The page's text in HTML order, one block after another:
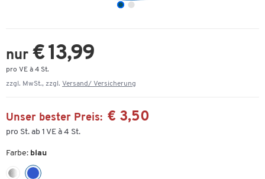
nur € 13,99
pro VE à 4 St.
zzgl. MwSt., zzgl. Versand/ Versicherung
Unser bester Preis: € 3,50
pro St. ab 1 VE à 4 St.
Farbe: blau